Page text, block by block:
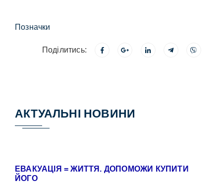
Позначки
Поділитись:
АКТУАЛЬНІ НОВИНИ
ЕВАКУАЦІЯ = ЖИТТЯ. ДОПОМОЖИ КУПИТИ
ЙОГО